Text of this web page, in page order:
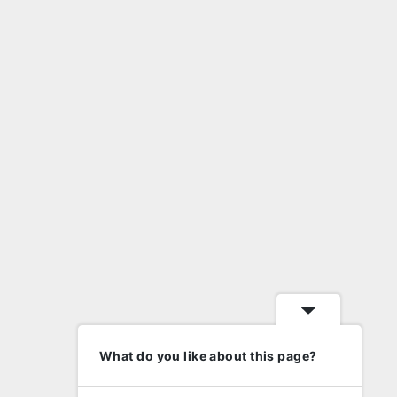
What do you like about this page?